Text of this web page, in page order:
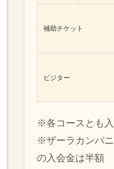
補助チケット
ビジター
※各コースとも
※ザーラカンパ
の入会金は半額